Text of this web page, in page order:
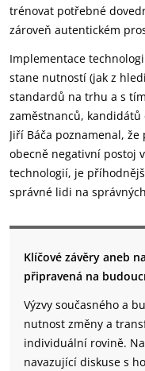
trénovat potřebné
zároveň autentickém
Implementace
stane nutností (jak z
standardů na trhu a s
zaměstnanců, kandidátů
Jiří Báča poznamenal,
obecně negativní postoj
technologií, je
správné lidi na
Klíčové závěry aneb
připravená na
Výzvy současného a
nutnost změny a
individuální rovině.
navazující diskuse s